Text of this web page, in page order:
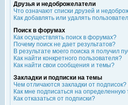
Друзья и недоброжелатели
Что означают списки друзей и
Как добавлять или удалять
Поиск в форумах
Как осуществлять поиск в форумах?
Почему поиск не дает результатов?
В результате моего поиска я получил
Как найти конкретного пользователя?
Как найти свои сообщения и темы?
Закладки и подписки на темы
Чем отличаются закладки от подписок?
Как мне подписаться на
Как отказаться от подписки?